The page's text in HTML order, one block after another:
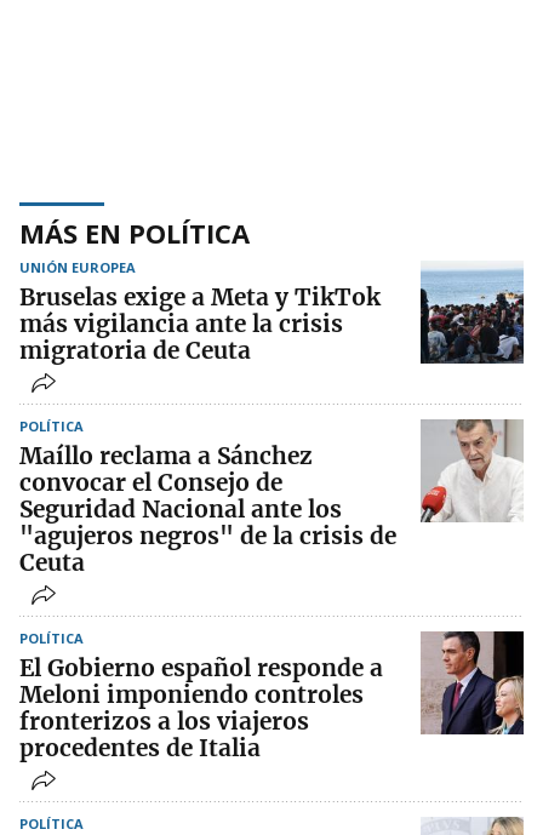
MÁS EN POLÍTICA
UNIÓN EUROPEA
Bruselas exige a Meta y TikTok
más vigilancia ante la crisis
migratoria de Ceuta
POLÍTICA
Maíllo reclama a Sánchez
convocar el Consejo de
Seguridad Nacional ante los
"agujeros negros" de la crisis de
Ceuta
POLÍTICA
El Gobierno español responde a
Meloni imponiendo controles
fronterizos a los viajeros
procedentes de Italia
POLÍTICA